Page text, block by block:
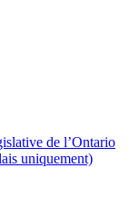
de l’Ontario
uniquement)